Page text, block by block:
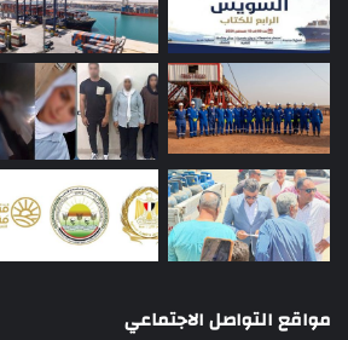
مواقع التواصل الاجتماعي